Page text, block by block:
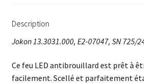
Description
Jokon 13.3031.000, E2-07047, SN 725/
Ce feu LED antibrouillard est prêt à
facilement. Scellé et parfaitement